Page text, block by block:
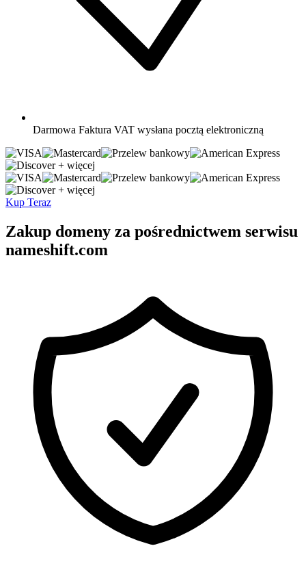
Darmowa Faktura VAT wysłana pocztą elektroniczną
+ więcej
+ więcej
Kup Teraz
Zakup domeny za pośrednictwem serwisu
nameshift.com